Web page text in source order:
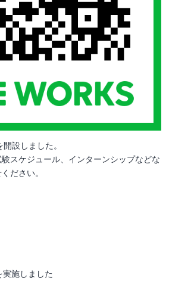
設しました。
スケジュール、インターンシップなどな
ださい。
実施しました